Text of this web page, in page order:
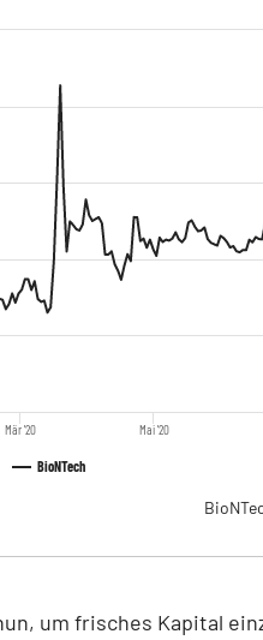
BioNTech
Mär '20 Mai '20
um frisches Kapital